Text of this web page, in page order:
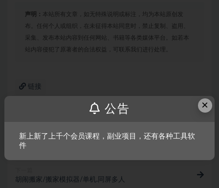
声明： 本站所有文章，如无特殊说明或标注，均为本站原创发
布。任何个人或组织，在未征得本站同意时，禁止复制、盗用、
采集、发布本站内容到任何网站、书籍等各类媒体平台。如若本
站内容侵犯了原著者的合法权益，可联系我们进行处理。
链接
辐射谷物语/末日农场生活
胡闹搬家/搬家模拟器/单机.同屏多人
×
公告
新上新了上千个会员课程，副业项目，还有各种工具软
件